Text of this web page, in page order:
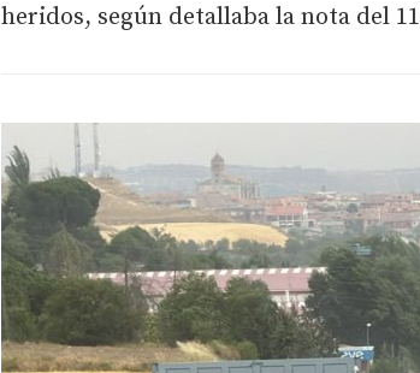
heridos, según detallaba la nota del